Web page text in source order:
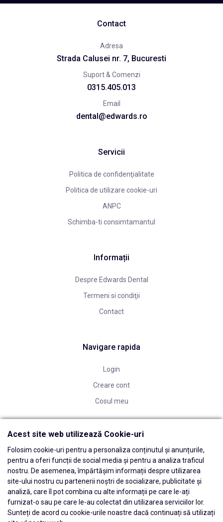
Contact
Adresa
Strada Calusei nr. 7, Bucuresti
Suport & Comenzi
0315.405.013
Email
dental@edwards.ro
Servicii
Politica de confidenţialitate
Politica de utilizare cookie-uri
ANPC
Schimba-ti consimtamantul
Informații
Despre Edwards Dental
Termeni si condiţii
Contact
Navigare rapida
Login
Creare cont
Cosul meu
Acest site web utilizează Cookie-uri
Folosim cookie-uri pentru a personaliza conținutul și anunțurile,
pentru a oferi funcții de social media și pentru a analiza traficul
nostru. De asemenea, împărtășim informații despre utilizarea
site-ului nostru cu partenerii noștri de socializare, publicitate și
analiză, care îl pot combina cu alte informații pe care le-ați
furnizat-o sau pe care le-au colectat din utilizarea serviciilor lor.
Sunteți de acord cu cookie-urile noastre dacă continuați să utilizați